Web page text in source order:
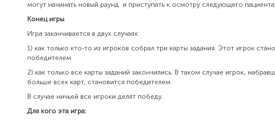
могут начинать новый раунд и приступать к осмотру следующего
Конец игры
Игра заканчивается в двух случаях:
1) как только кто-то из игроков собрал три карты задания. Этот игрок
победителем.
2) как только все карты заданий закончились. В таком случае игрок,
больше всех карт, становится победителем.
В случае ничьей все игроки делят победу.
Для кого эта игра: